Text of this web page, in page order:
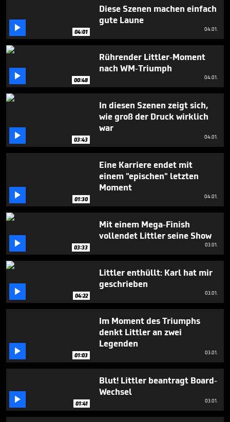
seconds
 04:01
Diese Szenen machen einfach
gute Laune
04.01.
 00:48
Rührender Littler-Moment
nach WM-Triumph
04.01.
 03:43
In diesen Szenen zeigt sich,
wie groß der Druck wirklich
war
04.01.
 01:30
Eine Karriere endet mit
einem "epischen" letzten
Moment
04.01.
 03:33
Mit einem Mega-Finish
vollendet Littler seine Show
03.01.
 04:22
Littler enthüllt: Karl hat mir
geschrieben
03.01.
 01:03
Im Moment des Triumphs
denkt Littler an zwei
Legenden
03.01.
 01:41
Blut! Littler beantragt Board-
Wechsel
03.01.